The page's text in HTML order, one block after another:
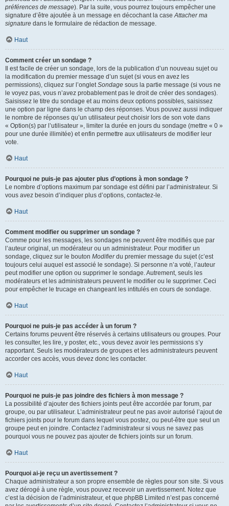
préférences de message). Par la suite, vous pourrez toujours empêcher une
signature d’être ajoutée à un message en décochant la caseAttacher ma
signature dans le formulaire de rédaction de message.
Haut
Comment créer un sondage ?
Il est facile de créer un sondage, lors de la publication d’un nouveau sujet ou
la modification du premier message d’un sujet (si vous en avez les
permissions), cliquez sur l’ongletSondage sous la partie message (si vous ne
le voyez pas, vous n’avez probablement pas le droit de créer des sondages).
Saisissez le titre du sondage et au moins deux options possibles, saisissez
une option par ligne dans le champ des réponses. Vous pouvez aussi indiquer
le nombre de réponses qu’un utilisateur peut choisir lors de son vote dans
« Option(s) par l’utilisateur », limiter la durée en jours du sondage (mettre « 0 »
pour une durée illimitée) et enfin permettre aux utilisateurs de modifier leur
vote.
Haut
Pourquoi ne puis-je pas ajouter plus d’options à mon sondage ?
Le nombre d’options maximum par sondage est défini par l’administrateur. Si
vous avez besoin d’indiquer plus d’options, contactez-le.
Haut
Comment modifier ou supprimer un sondage ?
Comme pour les messages, les sondages ne peuvent être modifiés que par
l’auteur original, un modérateur ou un administrateur. Pour modifier un
sondage, cliquez sur le bouton Modifierdu premier message du sujet (c’est
toujours celui auquel est associé le sondage). Si personne n’a voté, l’auteur
peut modifier une option ou supprimer le sondage. Autrement, seuls les
modérateurs et les administrateurs peuvent le modifier ou le supprimer. Ceci
pour empêcher le trucage en changeant les intitulés en cours de sondage.
Haut
Pourquoi ne puis-je pas accéder à un forum ?
Certains forums peuvent être réservés à certains utilisateurs ou groupes. Pour
les consulter, les lire, y poster, etc., vous devez avoir les permissions s’y
rapportant. Seuls les modérateurs de groupes et les administrateurs peuvent
accorder ces accès, vous devez donc les contacter.
Haut
Pourquoi ne puis-je pas joindre des fichiers à mon message ?
La possibilité d’ajouter des fichiers joints peut être accordée par forum, par
groupe, ou par utilisateur. L’administrateur peut ne pas avoir autorisé l’ajout de
fichiers joints pour le forum dans lequel vous postez, ou peut-être que seul un
groupe peut en joindre. Contactez l’administrateur si vous ne savez pas
pourquoi vous ne pouvez pas ajouter de fichiers joints sur un forum.
Haut
Pourquoi ai-je reçu un avertissement ?
Chaque administrateur a son propre ensemble de règles pour son site. Si vous
avez dérogé à une règle, vous pouvez recevoir un avertissement. Notez que
c’est la décision de l’administrateur, et que phpBB Limited n’est pas concerné